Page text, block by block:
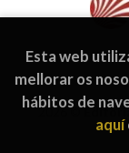
2026 ©
Esta web
mellorar os
hábitos de
aquí